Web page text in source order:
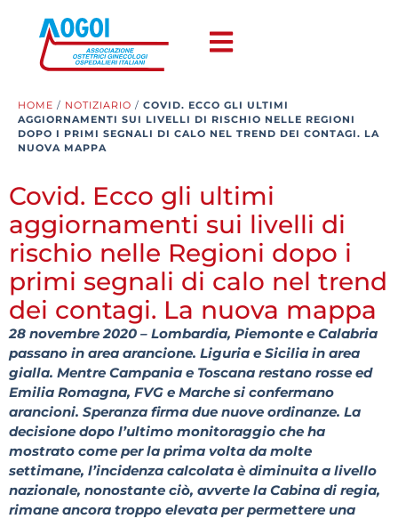
HOME / NOTIZIARIO / COVID. ECCO GLI ULTIMI
AGGIORNAMENTI SUI LIVELLI DI RISCHIO NELLE REGIONI
DOPO I PRIMI SEGNALI DI CALO NEL TREND DEI CONTAGI. LA
NUOVA MAPPA
Covid. Ecco gli ultimi
aggiornamenti sui livelli di
rischio nelle Regioni dopo i
primi segnali di calo nel trend
dei contagi. La nuova mappa
28 novembre 2020 – Lombardia, Piemonte e Calabria
passano in area arancione. Liguria e Sicilia in area
gialla. Mentre Campania e Toscana restano rosse ed
Emilia Romagna, FVG e Marche si confermano
arancioni. Speranza firma due nuove ordinanze. La
decisione dopo l’ultimo monitoraggio che ha
mostrato come per la prima volta da molte
settimane, l’incidenza calcolata è diminuita a livello
nazionale, nonostante ciò, avverte la Cabina di regia,
rimane ancora troppo elevata per permettere una